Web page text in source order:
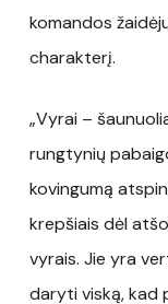
komandos
charakterį.
„Vyrai –
rungtynių
kovingumą
krepšiais dėl
vyrais. Jie yra
daryti viską, kad